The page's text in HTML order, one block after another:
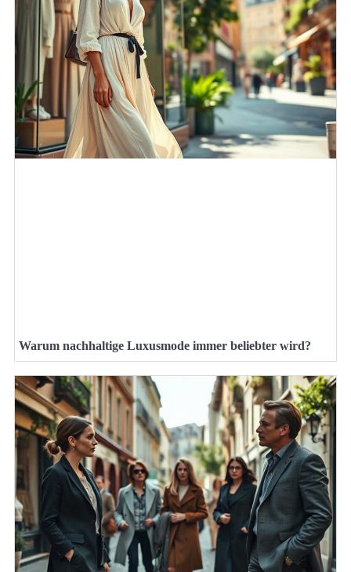
Warum nachhaltige Luxusmode immer beliebter wird?